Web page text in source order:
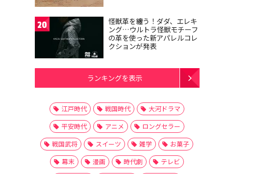
20
怪獣革を纏う！ダダ、エレキ
ング…ウルトラ怪獣モチーフ
の革を使った新アパレルコレ
クションが発表
ランキングを表示
江戸時代 戦国時代
大河ドラマ
平安時代
アニメ
ロングセラー
戦国武将
スイーツ 雑学
お菓子
幕末
漫画 時代劇
テレビ